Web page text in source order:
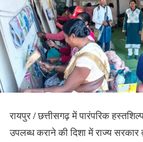
रायपुर / छत्तीसगढ़ में पारंपरिक
उपलब्ध कराने की दिशा में राज्य सरकार